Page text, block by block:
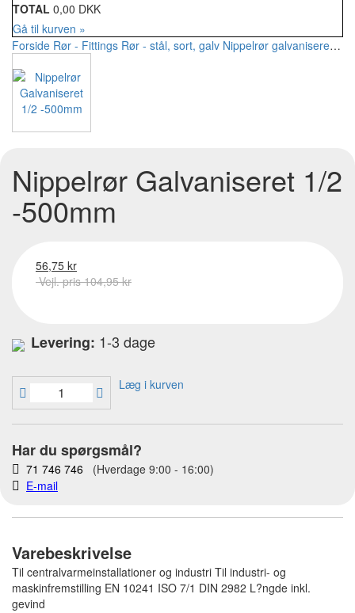
TOTAL 0,00 DKK
Gå til kurven »
Forside Rør - Fittings Rør - stål, sort, galv Nippelrør galvaniseret
Nippelrør Galvaniseret 1/2
-500mm
56,75 kr
Vejl. pris 104,95 kr
Levering: 1-3 dage
Læg i kurven
Har du spørgsmål?
71 746 746 (Hverdage 9:00 - 16:00)
E-mail
Varebeskrivelse
Til centralvarmeinstallationer og industri Til industri- og
maskinfremstilling EN 10241 ISO 7/1 DIN 2982 L?ngde inkl.
gevind